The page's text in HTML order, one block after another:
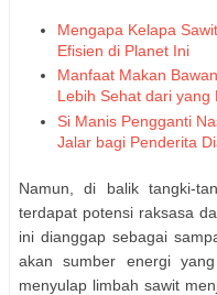
Mengapa Kelapa
Efisien di Planet Ini
Manfaat Makan
Lebih Sehat dari yang
Si Manis Pengganti
Jalar bagi Penderita
Namun, di balik tangki-
terdapat potensi raksasa
ini dianggap sebagai
akan sumber energi
menyulap limbah sawit